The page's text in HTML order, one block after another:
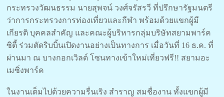
กระทรวงวัฒนธรรม นายสุพจน์ วงศ์จรัสรวี ที่ปรึกษารัฐมนตรี
ว่าการกระทรวงการท่องเที่ยวและกีฬา พร้อมด้วยแขกผู้มี
เกียรติ บุคคลสำคัญ และคณะผู้บริหารกลุ่มบริษัทสยามพาร์ค
ซิตี้ ร่วมตัดริบบิ้นเปิดงานอย่างเป็นทางการ เมื่อวันที่ 16 ธ.ค. ที่
ผ่านมา ณ บางกอกเวิลด์ โซนทางเข้าใหม่เที่ยวฟรี!! สยามอะ
เมซิ่งพาร์ค
ในงานเต็มไปด้วยความรื่นเริง สำราญ สมชื่องาน ทั้งแขกผู้มี